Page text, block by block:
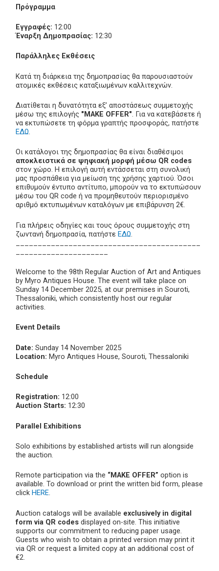
Πρόγραμμα
Εγγραφές: 12:00
Έναρξη Δημοπρασίας: 12:30
Παράλληλες Εκθέσεις
Κατά τη διάρκεια της δημοπρασίας θα παρουσιαστούν
ατομικές εκθέσεις καταξιωμένων καλλιτεχνών.
Διατίθεται η δυνατότητα εξ’ αποστάσεως συμμετοχής
μέσω της επιλογής "MAKE OFFER". Για να κατεβάσετε ή
να εκτυπώσετε τη φόρμα γραπτής προσφοράς, πατήστε
ΕΔΩ.
Οι κατάλογοι της δημοπρασίας θα είναι διαθέσιμοι
αποκλειστικά σε ψηφιακή μορφή μέσω QR codes
στον χώρο. Η επιλογή αυτή εντάσσεται στη συνολική
μας προσπάθεια για μείωση της χρήσης χαρτιού. Όσοι
επιθυμούν έντυπο αντίτυπο, μπορούν να το εκτυπώσουν
μέσω του QR code ή να προμηθευτούν περιορισμένο
αριθμό εκτυπωμένων καταλόγων με επιβάρυνση 2€.
Για πλήρεις οδηγίες και τους όρους συμμετοχής στη
ζωντανή δημοπρασία, πατήστε ΕΔΩ
Welcome to the 98th Regular Auction of Art and Antiques
by Myro Antiques House. The event will take place on
Sunday 14 December 2025, at our premises in Souroti,
Thessaloniki, which consistently host our regular
activities.
Event Details
Date: Sunday 14 November 2025
Location: Myro Antiques House, Souroti, Thessaloniki
Schedule
Registration: 12:00
Auction Starts: 12:30
Parallel Exhibitions
Solo exhibitions by established artists will run alongside
the auction.
Remote participation via the “MAKE OFFER” option is
available. To download or print the written bid form, please
click HERE.
Auction catalogs will be available exclusively in digital
form via QR codes displayed on-site. This initiative
supports our commitment to reducing paper usage.
Guests who wish to obtain a printed version may print it
via QR or request a limited copy at an additional cost of
€2.